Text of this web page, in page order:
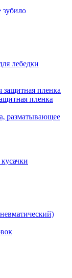
зубило
лебедки
пленка
разматывающее